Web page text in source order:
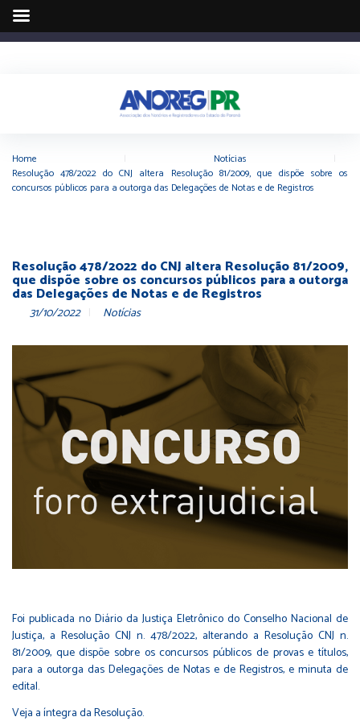
Home Notícias
Resolução 478/2022 do CNJ altera Resolução 81/2009, que dispõe sobre os
concursos públicos para a outorga das Delegações de Notas e de Registros
Resolução 478/2022 do CNJ altera Resolução 81/2009,
que dispõe sobre os concursos públicos para a outorga
das Delegações de Notas e de Registros
31/10/2022 Notícias
Foi publicada no Diário da Justiça Eletrônico do Conselho Nacional de
Justiça, a Resolução CNJ n. 478/2022, alterando a Resolução CNJ n.
81/2009, que dispõe sobre os concursos públicos de provas e títulos,
para a outorga das Delegações de Notas e de Registros, e minuta de
edital.
Veja a íntegra da Resolução.